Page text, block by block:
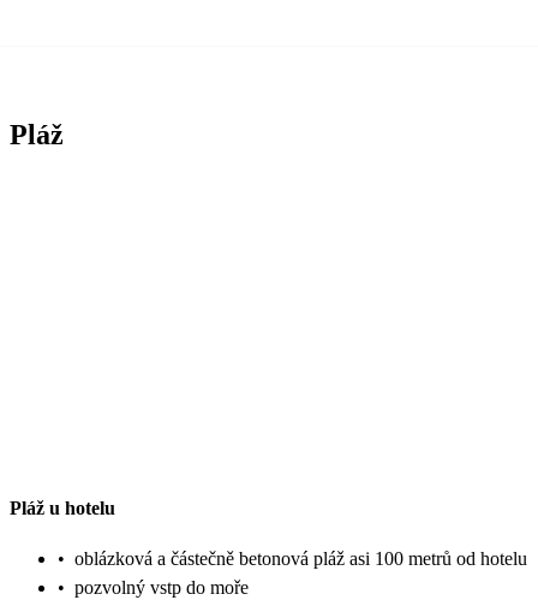
Pláž
Pláž u hotelu
• oblázková a částečně betonová pláž asi 100 metrů od hotelu
• pozvolný vstp do moře